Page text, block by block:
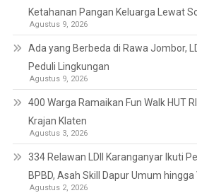
Ketahanan Pangan Keluarga Lewat
Agustus 9, 2026
Ada yang Berbeda di Rawa Jombor,
Peduli Lingkungan
Agustus 9, 2026
400 Warga Ramaikan Fun Walk HUT
Krajan Klaten
Agustus 3, 2026
334 Relawan LDII Karanganyar Ikuti
BPBD, Asah Skill Dapur Umum
Agustus 2, 2026